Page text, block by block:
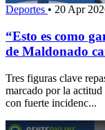
Deportes • 20 Apr
“Esto es como
de Maldonado
Tres figuras clave
marcado por la
con fuerte incidenc...